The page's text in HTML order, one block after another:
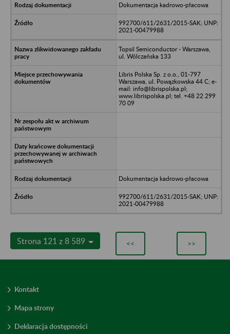
Dokumentacja kadrowo-płacowa
992700/611/2631/2015-SAK; UNP:
2021-00479988
Topsil Semiconductor - Warszawa,
ul. Wólczańska 133
Libris Polska Sp. z o.o., 01-797
Warszawa, ul. Powązkowska 44 C; e-
mail: info@librispolska.pl;
www.librispolska.pl; tel. +48 22 299
70 09
Dokumentacja kadrowo-płacowa
992700/611/2631/2015-SAK; UNP:
2021-00479988
Strona 121 z 8 589 << >>
Kontakt
Mapa strony
Deklaracja dostępności